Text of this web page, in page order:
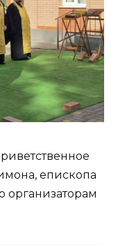
епископа
организаторам